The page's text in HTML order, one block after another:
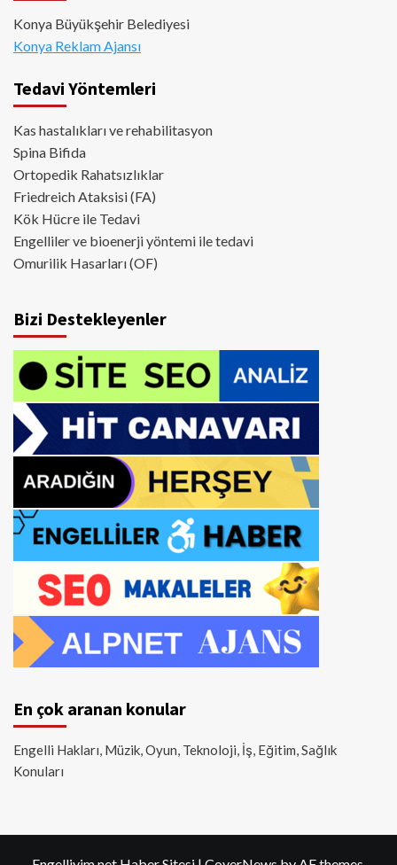
Konya Büyükşehir Belediyesi
Konya Reklam Ajansı
Tedavi Yöntemleri
Kas hastalıkları ve rehabilitasyon
Spina Bifida
Ortopedik Rahatsızlıklar
Friedreich Ataksisi (FA)
Kök Hücre ile Tedavi
Engelliler ve bioenerji yöntemi ile tedavi
Omurilik Hasarları (OF)
Bizi Destekleyenler
En çok aranan konular
Engelli Hakları, Müzik, Oyun, Teknoloji, İş, Eğitim, Sağlık
Konuları